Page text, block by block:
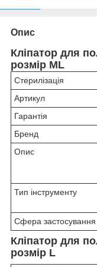
Опис
Кліпатор для
розмір ML
Стерилізація
Артикул
Гарантія
Бренд
Опис
Тип інструменту
Сфера застосування
Кліпатор для
розмір L